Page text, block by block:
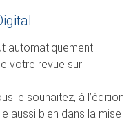
automatiquement
votre revue sur
le souhaitez, à l’édition
aussi bien dans la mise